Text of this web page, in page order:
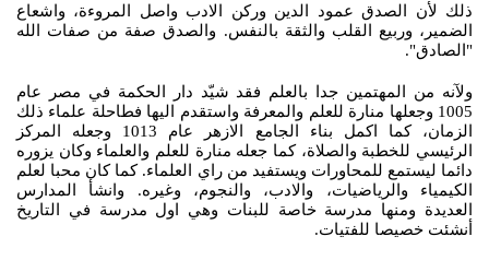
ذلك لأن الصدق عمود الدين وركن الادب واصل المروءة، واشعاع
الضمير، وربيع القلب والثقة بالنفس. والصدق صفة من صفات الله
"الصادق".
ولآنه من المهتمين جدا بالعلم فقد شيّد دار الحكمة في مصر عام
1005 وجعلها منارة للعلم والمعرفة واستقدم اليها فطاحلة علماء ذلك
الزمان، كما اكمل بناء الجامع الازهر عام 1013 وجعله المركز
الرئيسي للخطبة والصلاة، كما جعله منارة للعلم والعلماء وكان يزوره
دائما ليستمع للمحاورات ويستفيد من راي العلماء. كما كان محبا لعلم
الكيمياء والرياضيات، والادب، والنجوم، وغيره. وانشأ المدارس
العديدة ومنها مدرسة خاصة للبنات وهي اول مدرسة في التاريخ
أنشئت خصيصا للفتيات.